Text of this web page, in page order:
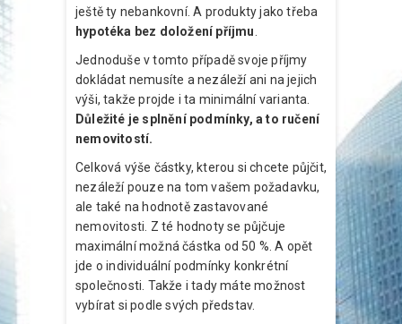
ještě ty nebankovní. A produkty jako třeba
hypotéka bez doložení příjmu
Jednoduše v tomto případě svoje příjmy
dokládat nemusíte a nezáleží ani na jejich
výši, takže projde i ta minimální varianta.
Důležité je splnění podmínky, a to ručení
nemovitostí.
Celková výše částky, kterou si chcete půjčit,
nezáleží pouze na tom vašem požadavku,
ale také na hodnotě zastavované
nemovitosti. Z té hodnoty se půjčuje
maximální možná částka od 50 %. A opět
jde o individuální podmínky konkrétní
společnosti. Takže i tady máte možnost
vybírat si podle svých představ.